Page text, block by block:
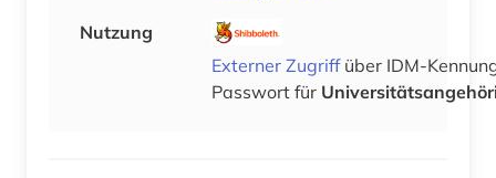
Nutzung
Externer Zugriffüber IDM-
Passwort für